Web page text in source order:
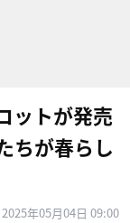
ットが発売
ちが春らし
2025年05月04日 09:00